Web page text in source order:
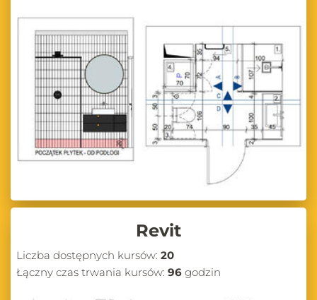
Revit
Liczba dostępnych kursów: 20
Łączny czas trwania kursów: 96 godzin